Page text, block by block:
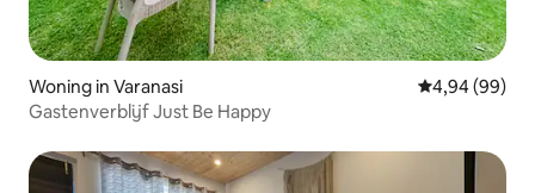
Woning in Varanasi Gemiddelde
4,94 (99)
Gastenverblijf Just Be Happy